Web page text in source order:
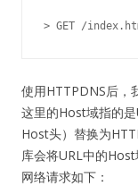
> GET /index
使用HTTPDNS后，
这里的Host域指的
Host头）替换为
库会将URL中的
网络请求如下：